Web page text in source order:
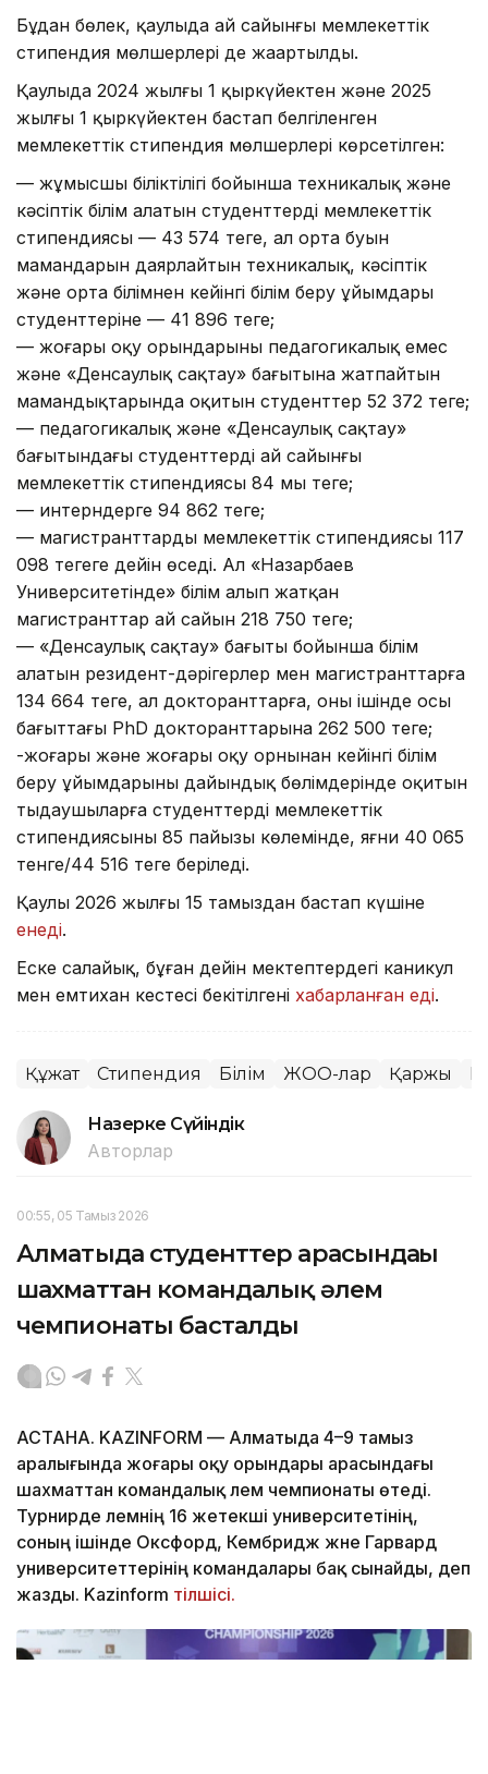
Бұдан бөлек, қаулыда ай сайынғы мемлекеттік
стипендия мөлшерлері де жаңартылды.
Қаулыда 2024 жылғы 1 қыркүйектен және 2025
жылғы 1 қыркүйектен бастап белгіленген
мемлекеттік стипендия мөлшерлері көрсетілген:
— жұмысшы біліктілігі бойынша техникалық және
кәсіптік білім алатын студенттердің мемлекеттік
стипендиясы — 43 574 теңге, ал орта буын
мамандарын даярлайтын техникалық, кәсіптік
және орта білімнен кейінгі білім беру ұйымдары
студенттеріне — 41 896 теңге;
— жоғары оқу орындарының педагогикалық емес
және «Денсаулық сақтау» бағытына жатпайтын
мамандықтарында оқитын студенттер 52 372 теңге;
— педагогикалық және «Денсаулық сақтау»
бағытындағы студенттердің ай сайынғы
мемлекеттік стипендиясы 84 мың теңге;
— интерндерге 94 862 теңге;
— магистранттардың мемлекеттік стипендиясы 117
098 теңгеге дейін өседі. Ал «Назарбаев
Университетінде» білім алып жатқан
магистранттар ай сайын 218 750 теңге;
— «Денсаулық сақтау» бағыты бойынша білім
алатын резидент-дәрігерлер мен магистранттарға
134 664 теңге, ал докторанттарға, оның ішінде осы
бағыттағы PhD докторанттарына 262 500 теңге;
-жоғары және жоғары оқу орнынан кейінгі білім
беру ұйымдарының дайындық бөлімдерінде оқитын
тыңдаушыларға студенттердің мемлекеттік
стипендиясының 85 пайызы көлемінде, яғни 40 065
тенге/44 516 теңге беріледі.
Қаулы 2026 жылғы 15 тамыздан бастап күшіне
енеді.
Еске салайық, бұған дейін мектептердегі каникул
мен емтихан кестесі бекітілгені хабарланған еді.
Құжат Стипендия Білім ЖОО-лар Қаржы
Назерке Сүйіндік
Авторлар
00:55, 05 Тамыз 2026
Алматыда студенттер арасындағы
шахматтан командалық әлем
чемпионаты басталды
АСТАНА. KAZINFORM — Алматыда 4–9 тамыз
аралығында жоғары оқу орындары арасындағы
шахматтан командалық әлем чемпионаты өтеді.
Турнирде әлемнің 16 жетекші университетінің,
соның ішінде Оксфорд, Кембридж және Гарвард
университеттерінің командалары бақ сынайды, деп
жазды. Kazinform тілшісі.